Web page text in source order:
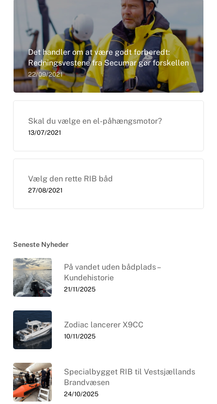
Det handler om at være godt forberedt:
Redningsvestene fra Secumar gør forskellen
22/09/2021
Skal du vælge en el-påhængsmotor?
13/07/2021
Vælg den rette RIB båd
27/08/2021
Seneste Nyheder
På vandet uden bådplads –
Kundehistorie
21/11/2025
Zodiac lancerer X9CC
10/11/2025
Specialbygget RIB til Vestsjællands
Brandvæsen
24/10/2025